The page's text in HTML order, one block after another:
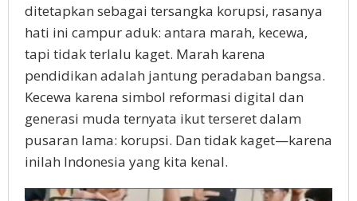
ditetapkan sebagai tersangka korupsi, rasanya
hati ini campur aduk: antara marah, kecewa,
tapi tidak terlalu kaget. Marah karena
pendidikan adalah jantung peradaban bangsa.
Kecewa karena simbol reformasi digital dan
generasi muda ternyata ikut terseret dalam
pusaran lama: korupsi. Dan tidak kaget—karena
inilah Indonesia yang kita kenal.